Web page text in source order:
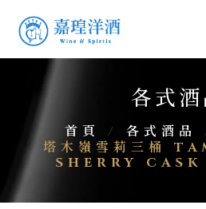
各式酒
首頁 / 各式酒品
塔木嶺雪莉三桶
SHERRY